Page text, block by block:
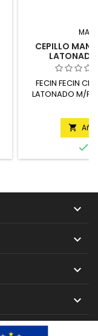
CEPILLO
FECIN FECIN
LATONADO M/





